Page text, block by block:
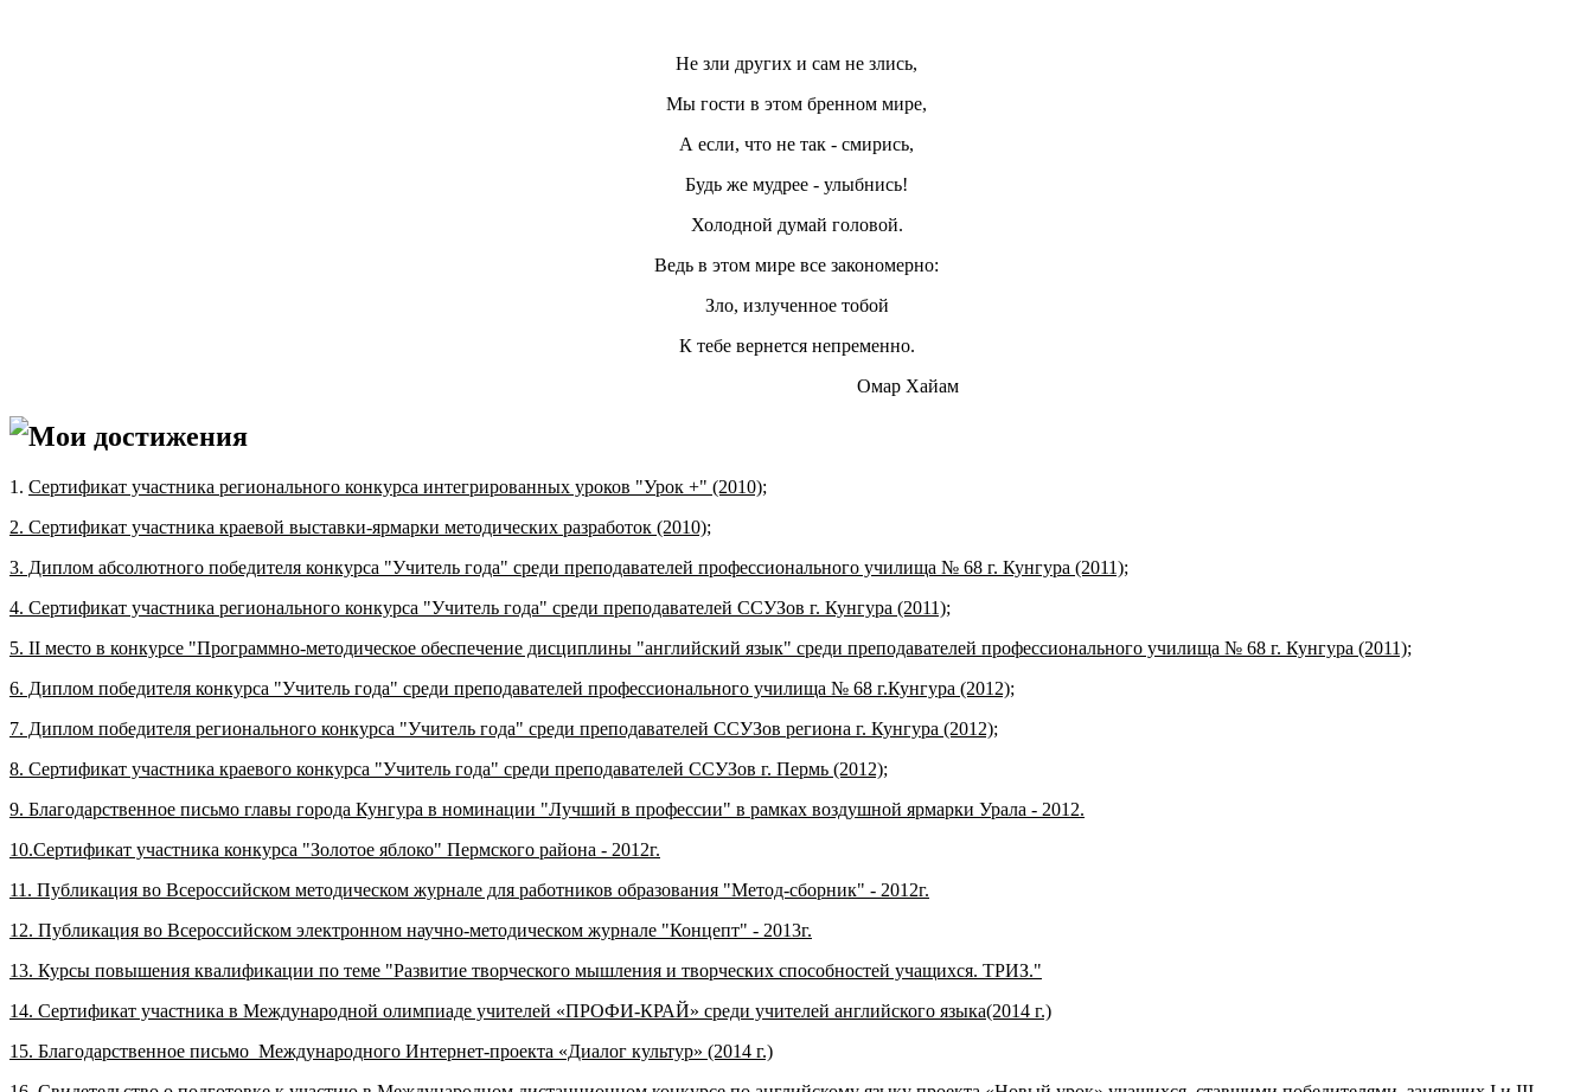
Не зли других и сам не злись,
Мы гости в этом бренном мире,
А если, что не так - смирись,
Будь же мудрее - улыбнись!
Холодной думай головой.
Ведь в этом мире все закономерно:
Зло, излученное тобой
К тебе вернется непременно.
Омар Хайам
Мои достижения
1. Сертификат участника регионального конкурса интегрированных уроков "Урок +" (2010);
2. Сертификат участника краевой выставки-ярмарки методических разработок (2010);
3. Диплом абсолютного победителя конкурса "Учитель года" среди преподавателей профессионального училища № 68 г. Кунгура (2011);
4. Сертификат участника регионального конкурса "Учитель года" среди преподавателей ССУЗов г. Кунгура (2011);
5. II место в конкурсе "Программно-методическое обеспечение дисциплины "английский язык" среди преподавателей профессионального училища № 68 г. Кунгура (2011);
6. Диплом победителя конкурса "Учитель года" среди преподавателей профессионального училища № 68 г.Кунгура (2012);
7. Диплом победителя регионального конкурса "Учитель года" среди преподавателей ССУЗов региона г. Кунгура (2012);
8. Сертификат участника краевого конкурса "Учитель года" среди преподавателей ССУЗов г. Пермь (2012);
9. Благодарственное письмо главы города Кунгура в номинации "Лучший в профессии" в рамках воздушной ярмарки Урала - 2012.
10.Сертификат участника конкурса "Золотое яблоко" Пермского района - 2012г.
11. Публикация во Всероссийском методическом журнале для работников образования "Метод-сборник" - 2012г.
12. Публикация во Всероссийском электронном научно-методическом журнале "Концепт" - 2013г.
13. Курсы повышения квалификации по теме "Развитие творческого мышления и творческих способностей учащихся. ТРИЗ."
14. Сертификат участника в Международной олимпиаде учителей «ПРОФИ-КРАЙ» среди учителей английского языка(2014 г.)
15. Благодарственное письмо Международного Интернет-проекта «Диалог культур» (2014 г.)